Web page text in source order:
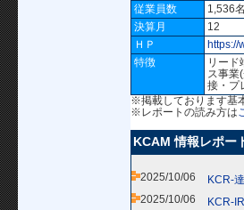
従業員数
1,536名
決算月
12
ＨＰ
https://
特徴
リード
ス事業
接・プ
※掲載しております基
※レポートの読み方は
KCAM 情報レポー
2025/10/06
KCR-
2025/10/06
KCR-